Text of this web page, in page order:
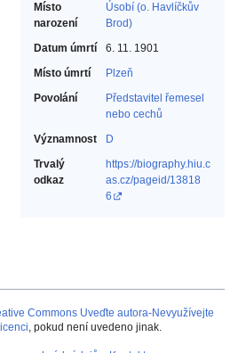
Místo
narození
Úsobí (o. Havlíčkův
Brod)
Datum úmrtí
6. 11. 1901
Místo úmrtí
Plzeň
Povolání
Představitel řemesel
nebo cechů‎
Významnost
D
Trvalý
odkaz
https://biography.hiu.c
as.cz/pageid/13818
6
Commons Uveďte autora-Nevyužívejte
, pokud není uvedeno jinak.